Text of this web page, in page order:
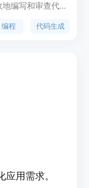
编写和审查代
行了优化。该工
程 代码生成
用需求。